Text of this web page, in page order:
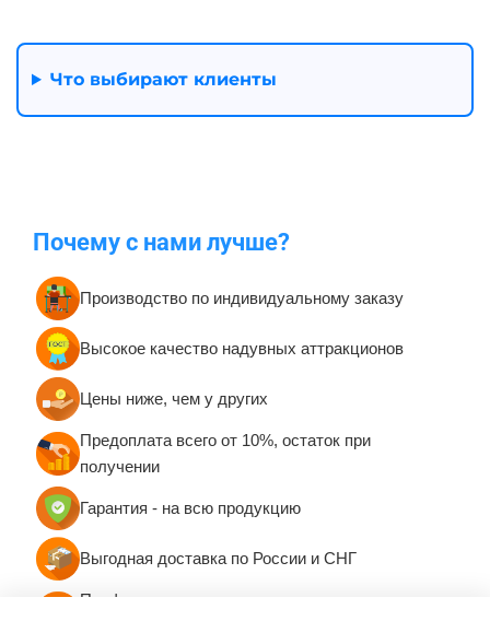
Что выбирают клиенты
Почему с нами лучше?
Производство по индивидуальному заказу
Высокое качество надувных аттракционов
Цены ниже, чем у других
Предоплата всего от 10%, остаток при
получении
Гарантия - на всю продукцию
Выгодная доставка по России и СНГ
Профессиональная консультация и